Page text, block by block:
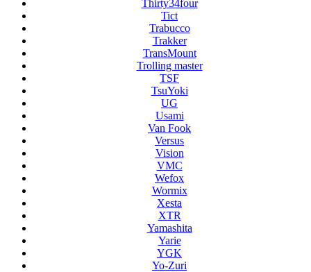
Thirty34four
Tict
Trabucco
Trakker
TransMount
Trolling master
TSF
TsuYoki
UG
Usami
Van Fook
Versus
Vision
VMC
Wefox
Wormix
Xesta
XTR
Yamashita
Yarie
YGK
Yo-Zuri